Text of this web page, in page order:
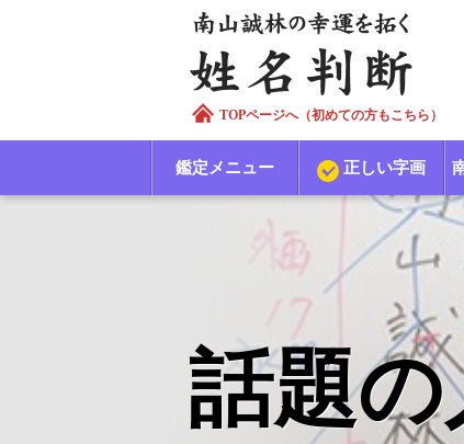
TOPページへ（初めての方もこちら）
鑑定メニュー 正しい字画
話題